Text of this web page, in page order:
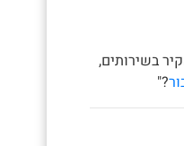
בשירותים,
?"